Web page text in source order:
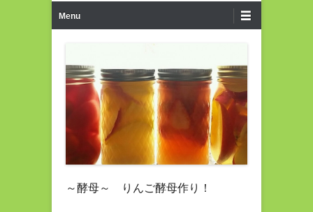
Menu
～酵母～ りんご酵母作り！